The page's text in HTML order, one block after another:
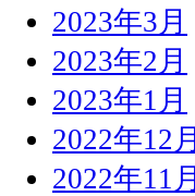
2023年3月
2023年2月
2023年1月
2022年12月
2022年11月